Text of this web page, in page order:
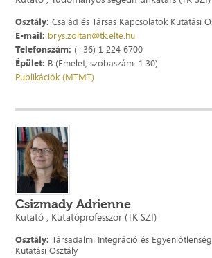
Osztály: Család és Társas Kapcsolatok Kutatási
E-mail: brys.zoltan@tk.elte.hu
Telefonszám: (+36) 1 224 6700
Épület: B (Emelet, szobaszám: 1.30)
Publikációk (MTMT)
Csizmady Adrienne
Kutató , Kutatóprofesszor (TK SZI)
Osztály: Társadalmi Integráció és
Kutatási Osztály